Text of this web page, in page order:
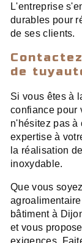
L'entreprise
durables pour
de ses clients.
de
Si vous êtes à
confiance pour
n'hésitez pas à
expertise à
la réalisation
inoxydable.
Que vous
bâtiment à
et vous
exigences.